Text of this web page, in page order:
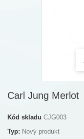
Carl Jung Merlot
Kód skladu CJG003
Typ: Nový produkt